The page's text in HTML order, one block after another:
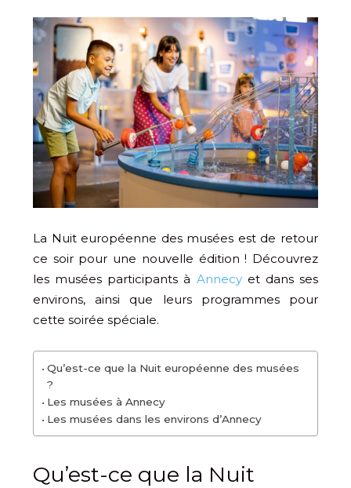
La Nuit européenne des musées est de retour
ce soir pour une nouvelle édition ! Découvrez
les musées participants à Annecyet dans ses
environs, ainsi que leurs programmes pour
cette soirée spéciale.
Qu’est-ce que la Nuit européenne des musées
?
Les musées à Annecy
Les musées dans les environs d’Annecy
Qu’est-ce que la Nuit